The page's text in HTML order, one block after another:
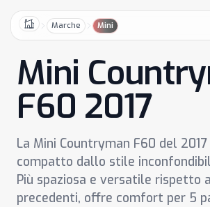
HomeMarche Mini
Mini
F60 2017
La Mini Countryman F60 del 2017
compatto dallo stile
Più spaziosa e versatile rispetto
precedenti, offre comfort per 5